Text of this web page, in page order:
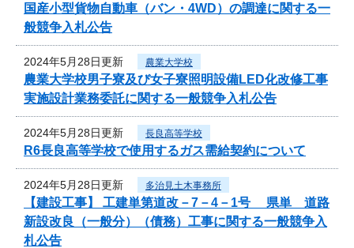
国産小型貨物自動車（バン・4WD）の調達に関する一
般競争入札公告
2024年5月28日更新 農業大学校
農業大学校男子寮及び女子寮照明設備LED化改修工事
実施設計業務委託に関する一般競争入札公告
2024年5月28日更新 長良高等学校
R6長良高等学校で使用するガス需給契約について
2024年5月28日更新 多治見土木事務所
【建設工事】 工建単第道改－7－4－1号 県単 道路
新設改良（一般分）（債務）工事に関する一般競争入
札公告